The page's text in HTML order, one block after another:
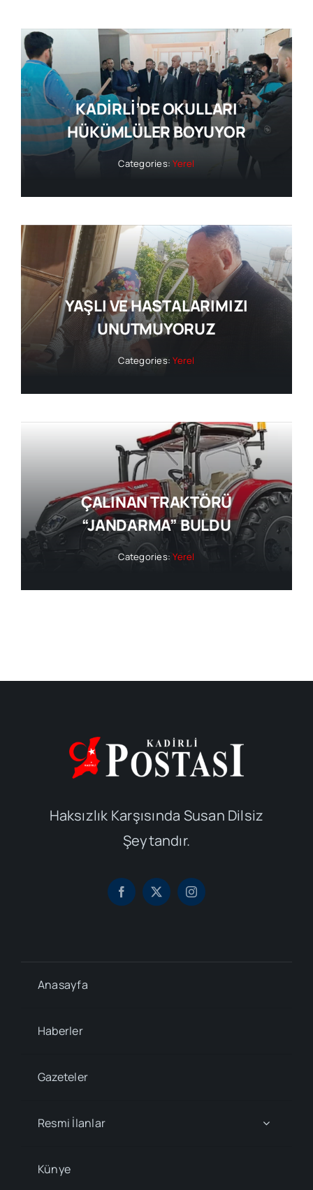
KADİRLİ’DE OKULLARI
HÜKÜMLÜLER BOYUYOR
Categories:Yerel
YAŞLI VE HASTALARIMIZI
UNUTMUYORUZ
Categories:Yerel
ÇALINAN TRAKTÖRÜ
“JANDARMA” BULDU
Categories:Yerel
Haksızlık Karşısında Susan Dilsiz
Şeytandır.
Anasayfa
Haberler
Gazeteler
Resmi İlanlar
Künye